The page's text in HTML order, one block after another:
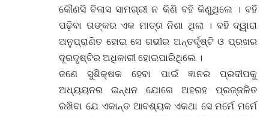
କୌଣସି ବିଳାସ ସାମଗ୍ରୀ ନ କିଣି ବହି କିଣୁଥିଲେ । ବହି
ପଢ଼ିବା ତାଙ୍କର ଏକ ମାତ୍ର ନିଶା ଥିଲା । ବହି ଦ୍ୱାରା
ଅନୁପ୍ରାଣିତ ହୋଇ ସେ ଗଭୀର ଅନ୍ତର୍ଦୃଷ୍ଟି ଓ ପ୍ରଖର
ଦୂରଦୃଷ୍ଟିର ଅଧିକାରୀ ହୋଇପାରିଥିଲେ ।
ଜଣେ ସୁଶିକ୍ଷକ ହେବା ପାଇଁ ଜ୍ଞାନର ପ୍ରଦୀପକୁ
ଅଧ୍ୟୟନର ଇନ୍ଧନ ଯୋଗେ ଅହରହ ପ୍ରଜ୍ଜଳିତ
ରଖିବା ଯେ ଏକାନ୍ତ ଆବଶ୍ୟକ ଏକଥା ସେ ମର୍ମେ ମର୍ମେ